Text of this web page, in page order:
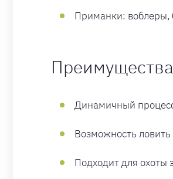
Приманки: воблеры,
Преимущества
Динамичный
Возможность
Подходит для охоты